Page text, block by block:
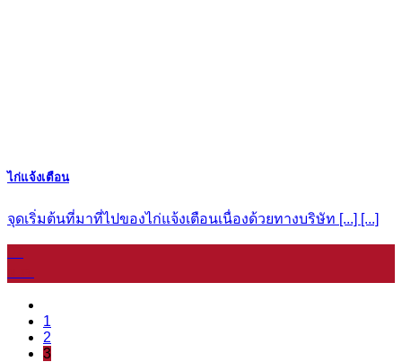
ไก่แจ้งเตือน
จุดเริ่มต้นที่มาที่ไปของไก่แจ้งเตือนเนื่องด้วยทางบริษัท [...] [...]
1
2
3